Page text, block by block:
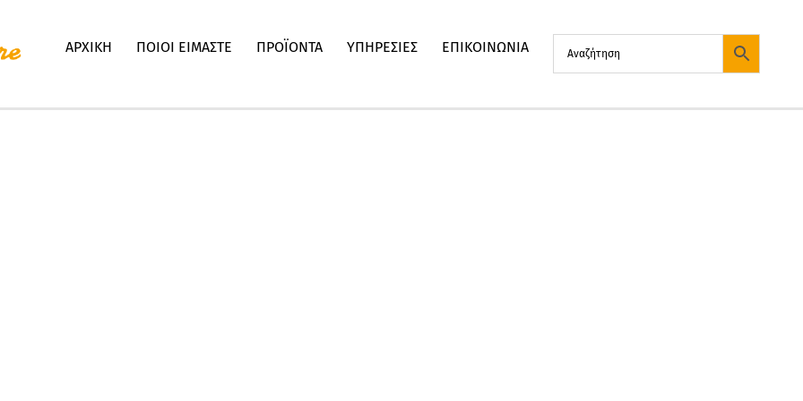
ΑΡΧΙΚΗ ΠΟΙΟΙ ΕΙΜΑΣΤΕ ΠΡΟΪΟΝΤΑ ΥΠΗΡΕΣΙΕΣ ΕΠΙΚΟΙΝΩΝΙΑ